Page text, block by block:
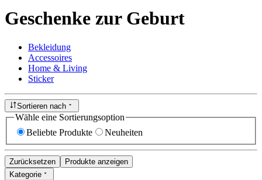
Geschenke zur Geburt
Bekleidung
Accessoires
Home & Living
Sticker
Sortieren nach
Wähle eine Sortierungsoption
Beliebte Produkte
Neuheiten
Zurücksetzen
Produkte anzeigen
Kategorie